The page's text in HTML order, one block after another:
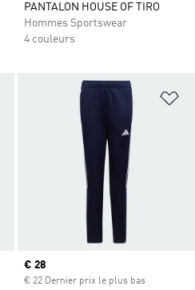
PANTALON HOUSE OF TIRO
Hommes Sportswear
4 couleurs
Ajouter à la Liste de produits
Prix actuel
€ 28
€ 22 Dernier prix le plus bas